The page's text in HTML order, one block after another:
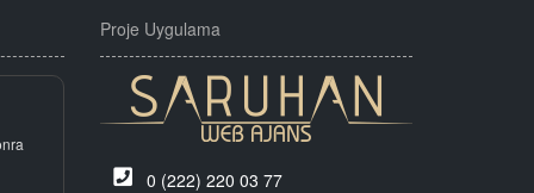
Proje Uygulama
0 (222) 220 03 77